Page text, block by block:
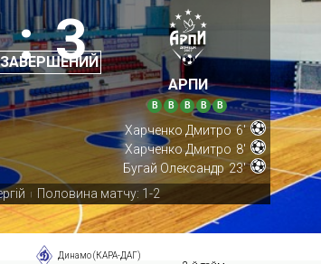
: 3
АРПИ
В В В В В
Харченко Дмитро 6'
Харченко Дмитро 8'
Бугай Олександр 23'
| Половина матчу: 1-2
Динамо (КАРА-ДАГ)